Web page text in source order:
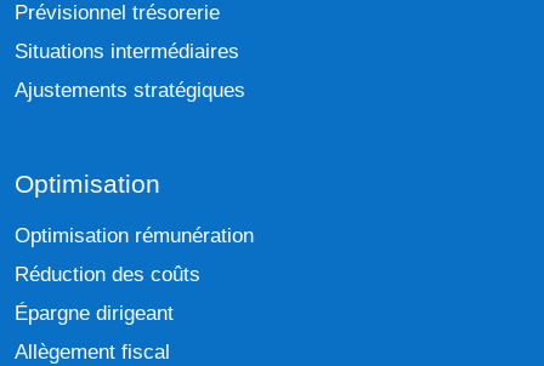
Prévisionnel trésorerie
Situations intermédiaires
Ajustements stratégiques
Optimisation
Optimisation rémunération
Réduction des coûts
Épargne dirigeant
Allègement fiscal